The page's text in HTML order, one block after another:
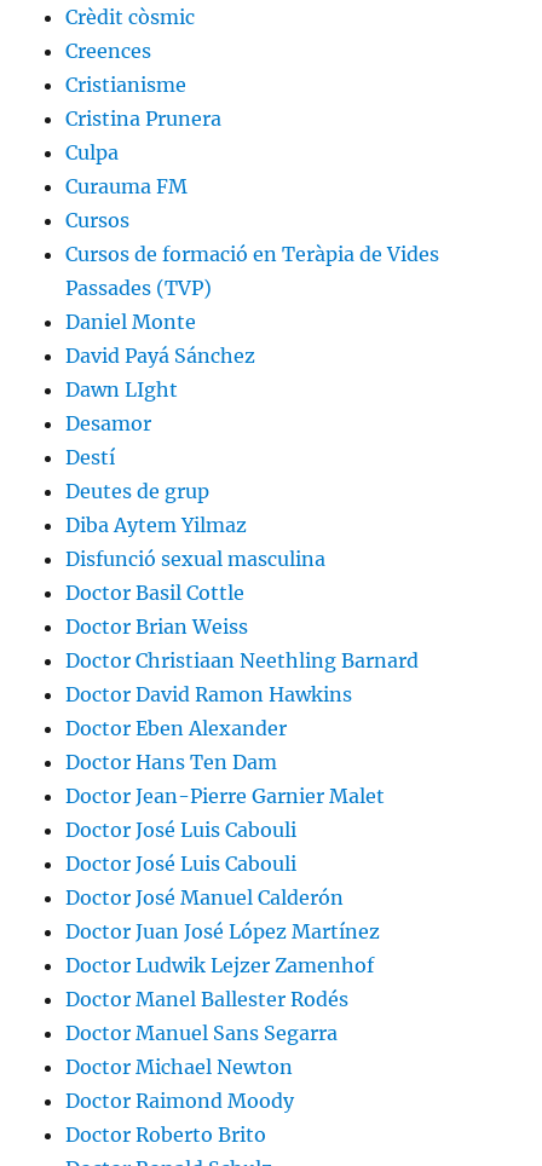
Crèdit còsmic
Creences
Cristianisme
Cristina Prunera
Culpa
Curauma FM
Cursos
Cursos de formació en Teràpia de Vides
Passades (TVP)
Daniel Monte
David Payá Sánchez
Dawn LIght
Desamor
Destí
Deutes de grup
Diba Aytem Yilmaz
Disfunció sexual masculina
Doctor Basil Cottle
Doctor Brian Weiss
Doctor Christiaan Neethling Barnard
Doctor David Ramon Hawkins
Doctor Eben Alexander
Doctor Hans Ten Dam
Doctor Jean-Pierre Garnier Malet
Doctor José Luis Cabouli
Doctor José Luis Cabouli
Doctor José Manuel Calderón
Doctor Juan José López Martínez
Doctor Ludwik Lejzer Zamenhof
Doctor Manel Ballester Rodés
Doctor Manuel Sans Segarra
Doctor Michael Newton
Doctor Raimond Moody
Doctor Roberto Brito